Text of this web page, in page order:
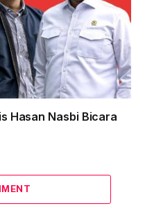
Hasan Nasbi Bicara